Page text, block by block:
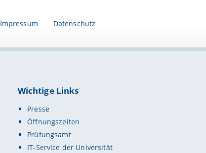
Impressum Datenschutz
Wichtige Links
Presse
Öffnungszeiten
Prüfungsamt
IT-Service der Universität